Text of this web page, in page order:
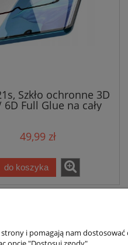
Szkło ochronne 3D
Full Glue na cały
49,99 zł
do koszyka
i pomagają nam